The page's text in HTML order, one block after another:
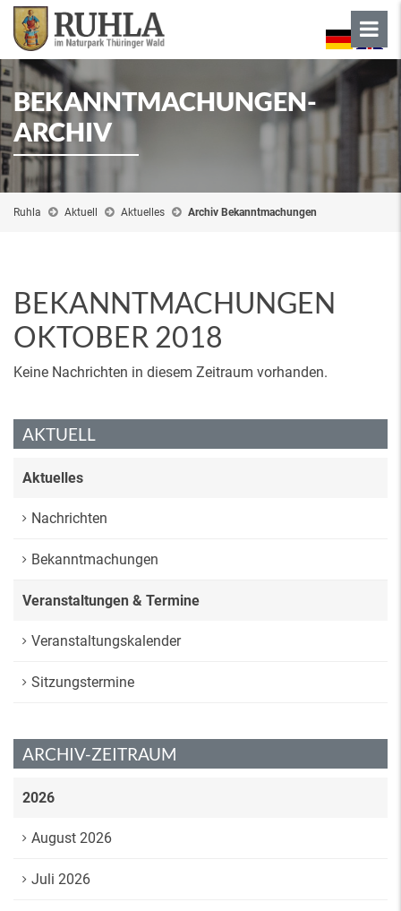
BEKANNTMACHUNGEN-
ARCHIV
Ruhla Aktuell Aktuelles Archiv Bekanntmachungen
BEKANNTMACHUNGEN
OKTOBER 2018
Keine Nachrichten in diesem Zeitraum vorhanden.
AKTUELL
Aktuelles
Nachrichten
Bekanntmachungen
Veranstaltungen & Termine
Veranstaltungskalender
Sitzungstermine
ARCHIV-ZEITRAUM
2026
August 2026
Juli 2026